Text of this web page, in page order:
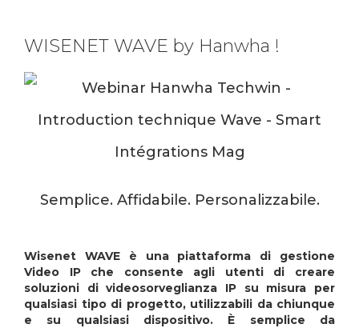
WISENET WAVE by Hanwha !
Semplice. Affidabile. Personalizzabile.
Wisenet WAVE è una piattaforma di gestione
Video IP che consente agli utenti di creare
soluzioni di videosorveglianza IP su misura per
qualsiasi tipo di progetto, utilizzabili da chiunque
e su qualsiasi dispositivo. È semplice da